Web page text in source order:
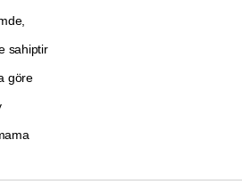
sahiptir
göre